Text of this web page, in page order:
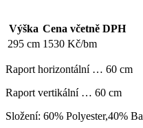
Výška Cena včetně DPH
295 cm 1530 Kč/bm
Raport horizontální … 60 cm
Raport vertikální … 60 cm
Složení: 60% Polyester,40%